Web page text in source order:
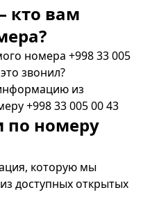
кто вам
номера +998 33 005
звонил?
из
+998 33 005 00 43
по номеру
которую мы
доступных открытых